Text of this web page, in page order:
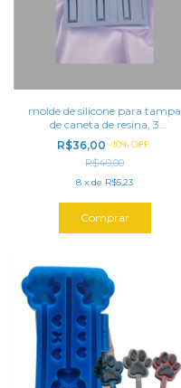
molde de silicone para tampa
de caneta de resina, 3
tamanhos de tampa 0.6, 0.8, E
10MM- leia a descrição antes de
efetuar a compra.
R$36,00 -10% OFF
R$40,00
8 xde R$5,23